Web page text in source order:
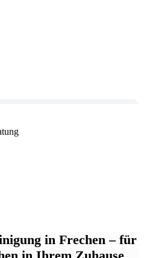
in Frechen– für